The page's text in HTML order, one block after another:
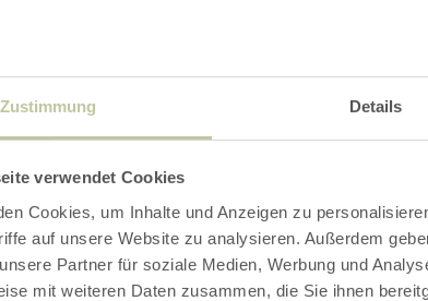
Zustimmung Details
verwendet Cookies
Cookies, um Inhalte und Anzeigen zu
auf unsere Website zu analysieren. Außerdem
Partner für soziale Medien, Werbung und
mit weiteren Daten zusammen, die Sie ihnen